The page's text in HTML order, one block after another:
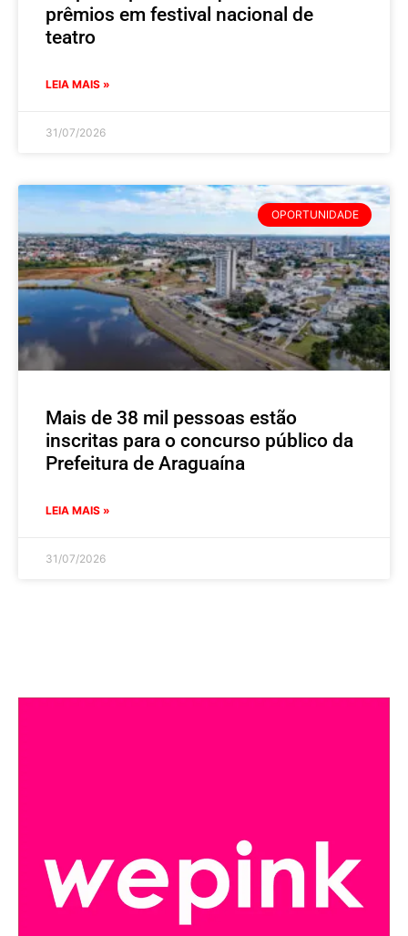
prêmios em festival nacional de
teatro
LEIA MAIS »
31/07/2026
OPORTUNIDADE
Mais de 38 mil pessoas estão
inscritas para o concurso público da
Prefeitura de Araguaína
LEIA MAIS »
31/07/2026